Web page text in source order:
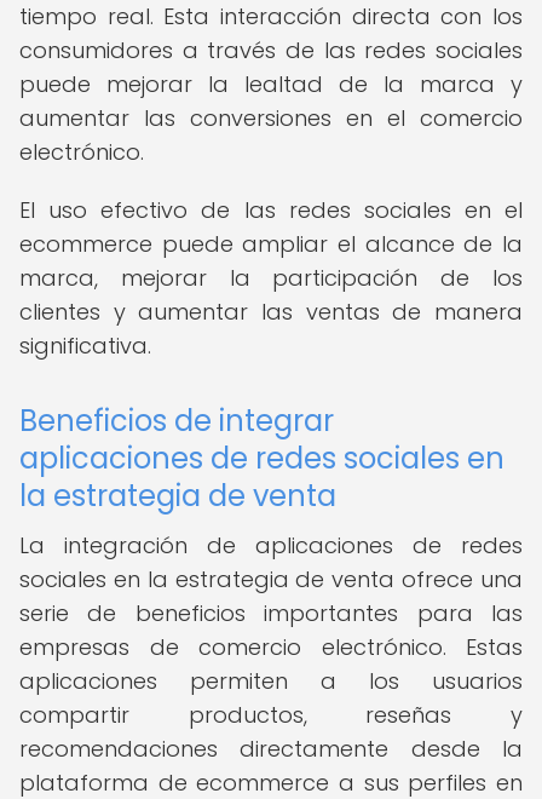
tiempo real. Esta interacción directa con los
consumidores a través de las redes sociales
puede mejorar la lealtad de la marca y
aumentar las conversiones en el comercio
electrónico.
El uso efectivo de las redes sociales en el
ecommerce puede ampliar el alcance de la
marca, mejorar la participación de los
clientes y aumentar las ventas de manera
significativa.
Beneficios de integrar
aplicaciones de redes sociales en
la estrategia de venta
La integración de aplicaciones de redes
sociales en la estrategia de venta ofrece una
serie de beneficios importantes para las
empresas de comercio electrónico. Estas
aplicaciones permiten a los usuarios
compartir productos, reseñas y
recomendaciones directamente desde la
plataforma de ecommerce a sus perfiles en